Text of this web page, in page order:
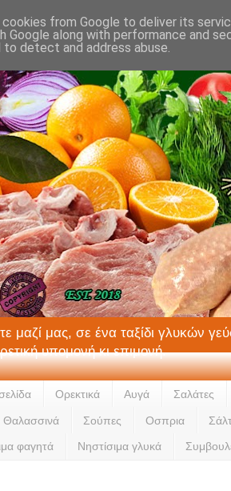
μαζί μας, σε ένα ταξίδι γλυκών
υπομονή κι επιμονή.
Ορεκτικά Αυγά Σαλάτες
Θαλασσινά Σούπες Οσπρια
φαγητά Νηστίσιμα γλυκά
from Google to deliver its
Google along with performance and
detect and address abuse.